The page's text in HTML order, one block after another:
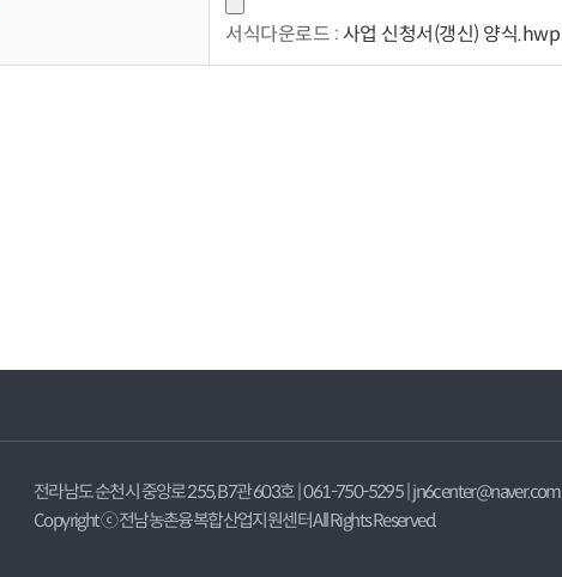
서식다운로드 : 사업 신청서(갱신) 양식.hwp
전라남도 순천시 중앙로 255, B7관 603호 | 061-750-5295 | jn6center@naver.com
Copyright ⓒ 전남농촌융복합산업지원센터 All Rights Reserved.